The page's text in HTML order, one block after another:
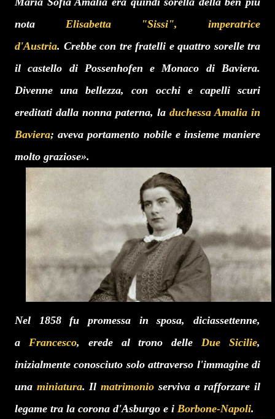
nota Elisabetta "Sissi", imperatrice
d'Austria. Crebbe con tre fratelli e quattro sorelle tra
il castello di Possenhofen e Monaco di Baviera.
Divenne una bellezza, con occhi e capelli scuri
ereditati dalla nonna paterna, la duchessa Amalia in
Baviera; aveva portamento nobile e insieme maniere
molto graziose».
Nel 1858 fu promessa in sposa, diciassettenne,
a
Francesco, erede al trono delle Due Sicilie,
inizialmente conosciuto solo attraverso l'immagine di
una miniatura.Il matrimonio serviva a rafforzare il
legame tra la corona d'Asburgo e i Borbone-Napoli.